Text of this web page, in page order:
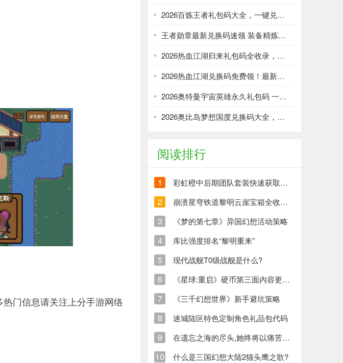
门信息请关注上分手游网络
2026百炼王者礼包码大全，一键兑换加速武将养成
王者勋章最新兑换码速领 装备精炼资源轻松刷
2026热血江湖归来礼包码全收录，强化资源不愁！
2026热血江湖兑换码免费领！最新礼包大全速取
2026奥特曼宇宙英雄永久礼包码 一键领取光暗资源
2026奥比岛梦想国度兑换码大全，免费领服饰家具！
阅读排行
1 彩虹橙中后期团队套装快速获取方法
2 崩溃星穹铁道黎明云崖宝箱全收集策略与崩铁玩家分享
3 《梦的第七章》异国幻想活动策略
4 库比强度排名“黎明重来”
5 现代战舰T0级战舰是什么?
6 《星球:重启》硬币第三面内容更新清单
7 《三千幻想世界》新手避坑策略
8 迷城陆区特色定制角色礼品包代码
9 在遗忘之海的尽头,她终将以痛苦创造新的生命
10 什么是三国幻想大陆2猫头鹰之歌?